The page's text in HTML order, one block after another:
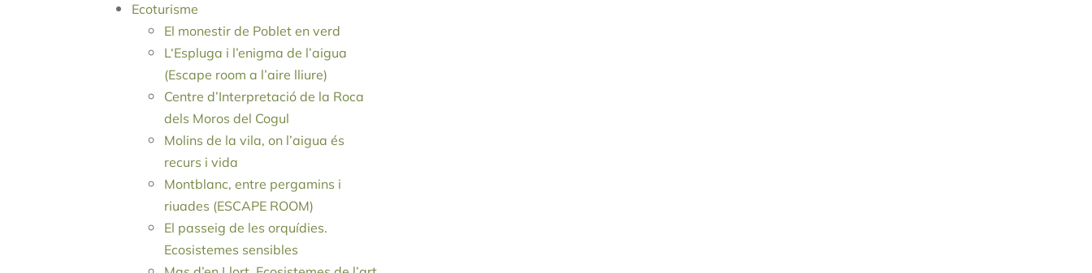
Ecoturisme
El monestir de Poblet en verd
L‘Espluga i l’enigma de l’aigua
(Escape room a l’aire lliure)
Centre d’Interpretació de la Roca
dels Moros del Cogul
Molins de la vila, on l’aigua és
recurs i vida
Montblanc, entre pergamins i
riuades (ESCAPE ROOM)
El passeig de les orquídies.
Ecosistemes sensibles